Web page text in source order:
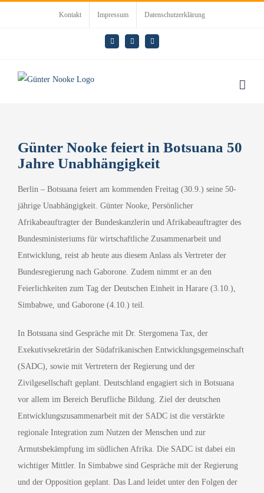
Kontakt Impressum Datenschutzerklärung
E-
Mail
LinkedInRss
Günter Nooke feiert in Botsuana 50
Jahre Unabhängigkeit
Berlin – Botsuana feiert am kommenden Freitag (30.9.) seine 50-
jährige Unabhängigkeit. Günter Nooke, Persönlicher
Afrikabeauftragter der Bundeskanzlerin und Afrikabeauftragter des
Bundesministeriums für wirtschaftliche Zusammenarbeit und
Entwicklung, reist ab heute aus diesem Anlass als Vertreter der
Bundesregierung nach Gaborone. Zudem nimmt er an den
Feierlichkeiten zum Tag der Deutschen Einheit in Harare (3.10.),
Simbabwe, und Gaborone (4.10.) teil.
In Botsuana sind Gespräche mit Dr. Stergomena Tax, der
Exekutivsekretärin der Südafrikanischen Entwicklungsgemeinschaft
(SADC), sowie mit Vertretern der Regierung und der
Zivilgesellschaft geplant. Deutschland engagiert sich in Botsuana
vor allem im Bereich Berufliche Bildung. Ziel der deutschen
Entwicklungszusammenarbeit mit der SADC ist die verstärkte
regionale Integration zum Nutzen der Menschen und zur
Armutsbekämpfung im südlichen Afrika. Die SADC ist dabei ein
wichtiger Mittler. In Simbabwe sind Gespräche mit der Regierung
und der Opposition geplant. Das Land leidet unter den Folgen der